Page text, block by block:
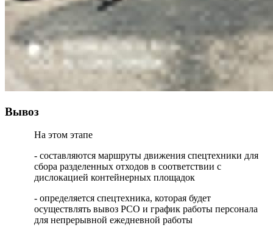
Вывоз
На этом этапе
- составляются маршруты движения спецтехники для
сбора разделенных отходов в соответствии с
дислокацией контейнерных площадок
- определяется спецтехника, которая будет
осуществлять вывоз РСО и график работы персонала
для непрерывной ежедневной работы